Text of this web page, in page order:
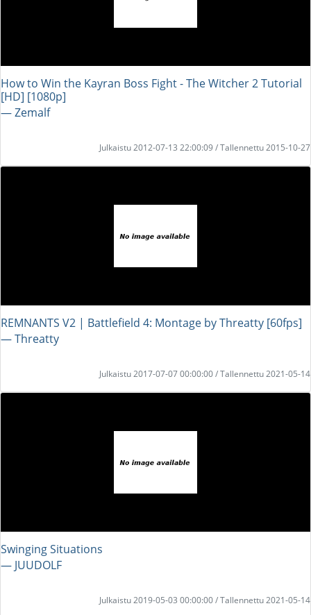
How to Win the Kayran Boss Fight - The Witcher 2 Tutorial
[HD] [1080p]
― Zemalf
Julkaistu 2012-07-13 22:00:09 / Tallennettu 2015-10-27
REMNANTS V2 | Battlefield 4: Montage by Threatty [60fps]
― Threatty
Julkaistu 2017-07-07 00:00:00 / Tallennettu 2021-05-14
Swinging Situations
― JUUDOLF
Julkaistu 2019-05-03 00:00:00 / Tallennettu 2021-05-14